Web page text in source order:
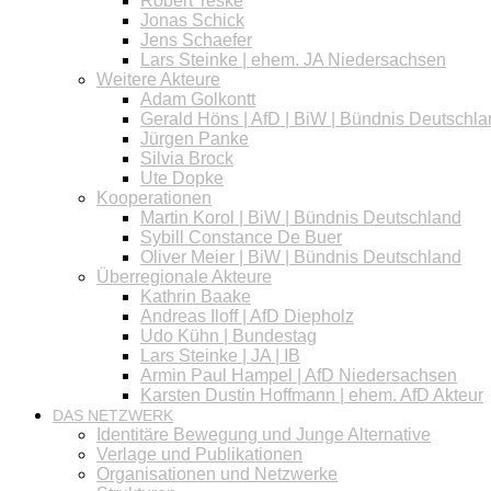
Jonas Schick
Jens Schaefer
Lars Steinke | ehem. JA Niedersachsen
Weitere Akteure
Adam Golkontt
Gerald Höns | AfD | BiW | Bündnis
Jürgen Panke
Silvia Brock
Ute Dopke
Kooperationen
Martin Korol | BiW | Bündnis Deutschland
Sybill Constance De Buer
Oliver Meier | BiW | Bündnis Deutschland
Überregionale Akteure
Kathrin Baake
Andreas Iloff | AfD Diepholz
Udo Kühn | Bundestag
Lars Steinke | JA | IB
Armin Paul Hampel | AfD Niedersachsen
Karsten Dustin Hoffmann | ehem. AfD Akteur
DAS NETZWERK
Identitäre Bewegung und Junge Alternative
Verlage und Publikationen
Organisationen und Netzwerke